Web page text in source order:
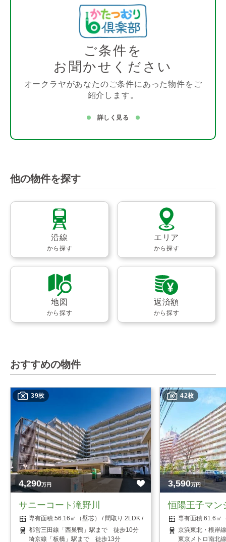
ご条件を
お聞かせください
オークラヤがあなたのご条件にあった物件をご
紹介します。
詳しく見る
他の物件を探す
沿線
から探す
エリア
から探す
地図
から探す
返済額
から探す
おすすめの物件
39枚
4,290万円
サニーコート滝野川
56.16㎡（壁芯）
2LDK
都営三田線「西巣鴨」駅まで 徒歩10分
埼京線「板橋」駅まで 徒歩13分
42枚
3,590万円
恒陽王子マン
61.6㎡
京浜東北・根岸
東京メトロ南北